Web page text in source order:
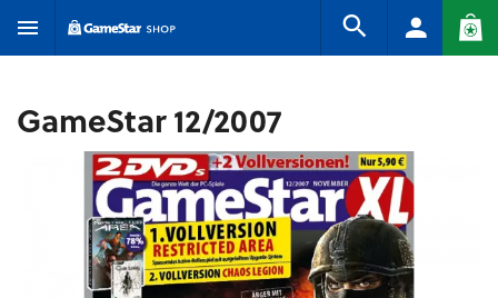
GameStar 12/2007